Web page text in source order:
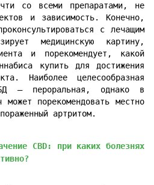
со всеми препаратами, не
и зависимость. Конечно,
с лечащим
медицинскую картину,
и порекомендует, какой
купить для достижения
Наиболее целесообразная
— пероральная, однако в
может порекомендовать местно
артритом.
CBD: при каких болезнях